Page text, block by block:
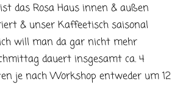
das Rosa Haus innen & außen
& unser Kaffeetisch saisonal
will man da gar nicht mehr
dauert insgesamt ca. 4
je nach Workshop entweder um 12